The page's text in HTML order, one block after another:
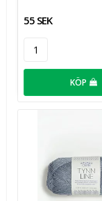
55 SEK
KÖP